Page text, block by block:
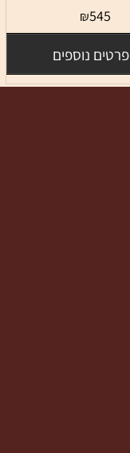
₪545
פרטים נוספים